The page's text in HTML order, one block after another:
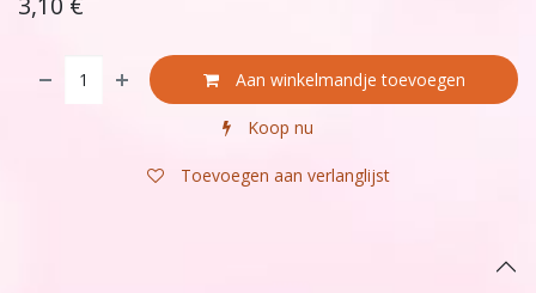
Aan winkelmandje toevoegen
Koop nu
Toevoegen aan verlanglijst